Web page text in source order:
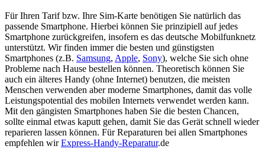
Für Ihren Tarif bzw. Ihre Sim-Karte benötigen Sie natürlich das
passende Smartphone. Hierbei können Sie prinzipiell auf jedes
Smartphone zurückgreifen, insofern es das deutsche Mobilfunknetz
unterstützt. Wir finden immer die besten und günstigsten
Smartphones (z.B. Samsung, Apple, Sony), welche Sie sich ohne
Probleme nach Hause bestellen können. Theoretisch können Sie
auch ein älteres Handy (ohne Internet) benutzen, die meisten
Menschen verwenden aber moderne Smartphones, damit das volle
Leistungspotential des mobilen Internets verwendet werden kann.
Mit den gängisten Smartphones haben Sie die besten Chancen,
sollte einmal etwas kaputt gehen, damit Sie das Gerät schnell wieder
reparieren lassen können. Für Reparaturen bei allen Smartphones
empfehlen wirExpress-Handy-Reparatur.de